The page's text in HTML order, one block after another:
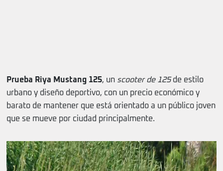
Prueba Riya Mustang 125, un scooter de 125de estilo
urbano y diseño deportivo, con un precio económico y
barato de mantener que está orientado a un público joven
que se mueve por ciudad principalmente.